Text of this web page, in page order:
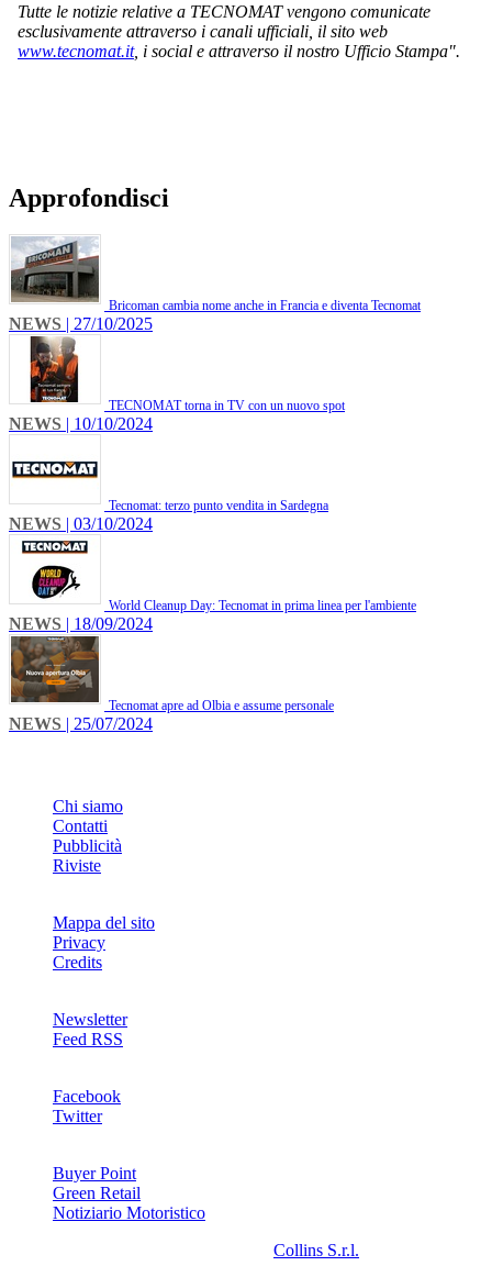
Tutte le notizie relative a TECNOMAT vengono comunicate
esclusivamente attraverso i canali ufficiali, il sito web
www.tecnomat.it, i social e attraverso il nostro Ufficio Stampa".
Approfondisci
Bricoman cambia nome anche in Francia e diventa Tecnomat
NEWS | 27/10/2025
TECNOMAT torna in TV con un nuovo spot
NEWS | 10/10/2024
Tecnomat: terzo punto vendita in Sardegna
NEWS | 03/10/2024
World Cleanup Day: Tecnomat in prima linea per l'ambiente
NEWS | 18/09/2024
Tecnomat apre ad Olbia e assume personale
NEWS | 25/07/2024
Chi siamo
Contatti
Pubblicità
Riviste
Mappa del sito
Privacy
Credits
Newsletter
Feed RSS
Facebook
Twitter
Buyer Point
Green Retail
Notiziario Motoristico
Collins S.r.l.